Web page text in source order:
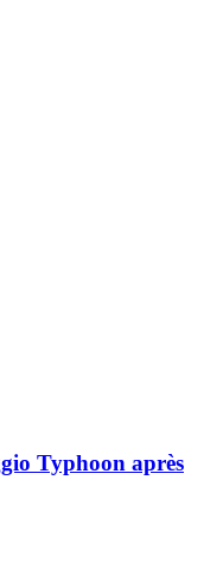
Typhoon après